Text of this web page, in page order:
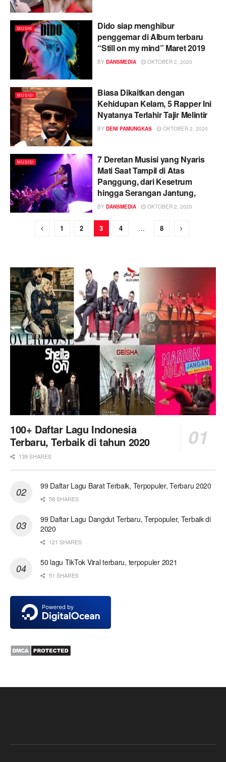
MUSIK
Dido siap menghibur
penggemar di Album terbaru
“Still on my mind” Maret 2019
BY DANSMEDIA OKTOBER 2, 2020
MUSISI
Biasa Dikaitkan dengan
Kehidupan Kelam, 5 Rapper Ini
Nyatanya Terlahir Tajir Melintir
BY DENI PAMUNGKAS OKTOBER 2, 2020
MUSISI
7 Deretan Musisi yang Nyaris
Mati Saat Tampil di Atas
Panggung, dari Kesetrum
hingga Serangan Jantung,
BY DANSMEDIA OKTOBER 2, 2020
1 2 3 4 … 8
100+ Daftar Lagu Indonesia
Terbaru, Terbaik di tahun 2020
139 SHARES
99 Daftar Lagu Barat Terbaik, Terpopuler, Terbaru 2020
58 SHARES
99 Daftar Lagu Dangdut Terbaru, Terpopuler, Terbaik di
2020
121 SHARES
50 lagu TikTok Viral terbaru, terpopuler 2021
51 SHARES